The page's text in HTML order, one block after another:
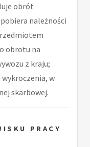
obrót
należności
obrotu na
z kraju;
w
skarbowej.
PRACY